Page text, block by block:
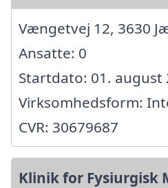
Vængetvej 12, 3630
Ansatte: 0
Startdato: 01. august
Virksomhedsform:
CVR: 30679687
Klinik for Fysiurgisk